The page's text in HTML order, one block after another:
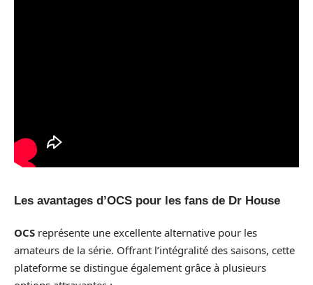
Les avantages d’OCS pour les fans de Dr House
OCS représente une excellente alternative pour les
amateurs de la série. Offrant l’intégralité des saisons, cette
plateforme se distingue également grâce à plusieurs